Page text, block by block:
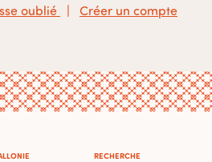
oublié Créer un compte
RECHERCHE